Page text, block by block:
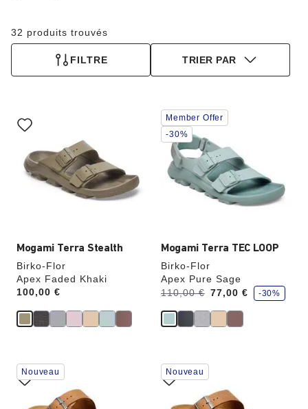
32 produits trouvés
FILTRE TRIER PAR
Mogami Terra Stealth
Birko-Flor
Apex Faded Khaki
Price:
100,00 €
sur
les
échantillons
couleurs
modifiera
Mogami Terra TEC LOOP
Birko-Flor
Apex Pure Sage
Avant:
110,00 €
à 77,00 €
é
c
n
o
z
-30%
Cliquer
sur
les
échantillons
couleurs
modifiera
Member Offer
-30%
Cliquer
sur
les
échantillons
Nouveau
Cliquer
sur
les
échantillons
Nouveau